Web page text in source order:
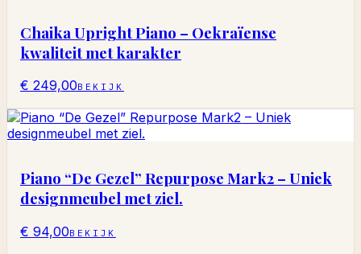
Chaika Upright Piano – Oekraïense
kwaliteit met karakter
€ 249,00BEKIJK
Piano “De Gezel” Repurpose Mark2 – Uniek
designmeubel met ziel.
€ 94,00BEKIJK